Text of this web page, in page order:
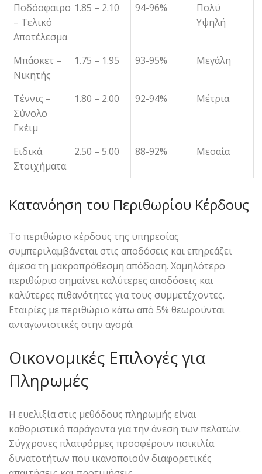
Ποδόσφαιρο
– Τελικό
Αποτέλεσμα
1.85 – 2.10 94-96%
Πολύ
Υψηλή
Μπάσκετ –
Νικητής
1.75 – 1.95 93-95% Μεγάλη
Τέννις –
Σύνολο
Γκέιμ
1.80 – 2.00 92-94% Μέτρια
Ειδικά
Στοιχήματα
2.50 – 5.00 88-92% Μεσαία
Κατανόηση του Περιθωρίου Κέρδους
Το περιθώριο κέρδους της υπηρεσίας
συμπεριλαμβάνεται στις αποδόσεις και επηρεάζει
άμεσα τη μακροπρόθεσμη απόδοση. Χαμηλότερο
περιθώριο σημαίνει καλύτερες αποδόσεις και
καλύτερες πιθανότητες για τους συμμετέχοντες.
Εταιρίες με περιθώριο κάτω από 5% θεωρούνται
ανταγωνιστικές στην αγορά.
Οικονομικές Επιλογές για
Πληρωμές
Η ευελιξία στις μεθόδους πληρωμής είναι
καθοριστικό παράγοντα για την άνεση των πελατών.
Σύγχρονες πλατφόρμες προσφέρουν ποικιλία
δυνατοτήτων που ικανοποιούν διαφορετικές